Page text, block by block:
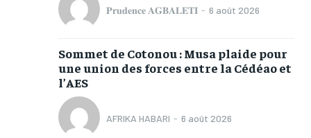
1-MONTH
/ month
to this tier, you are billed
after the first one until you
of the monthly subscription.
1-MONTH
/ month
to this tier, you are billed
after the first one until you
of the monthly subscription.
𝐏𝐫𝐮𝐝𝐞𝐧𝐜𝐞 𝐀𝐆𝐁𝐀𝐋𝐄𝐓𝐈 - 6 août 2026
Sommet de Cotonou : Musa plaide pour
une union des forces entre la Cédéao et
l’AES
AFRIKA HABARI - 6 août 2026